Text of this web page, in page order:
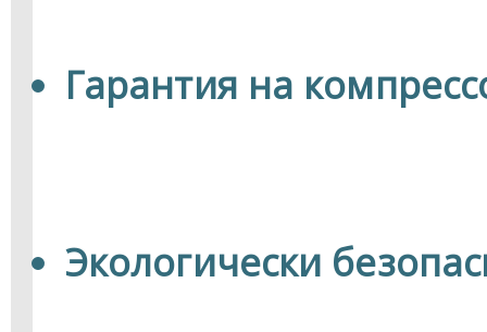
Гарантия на
Экологически